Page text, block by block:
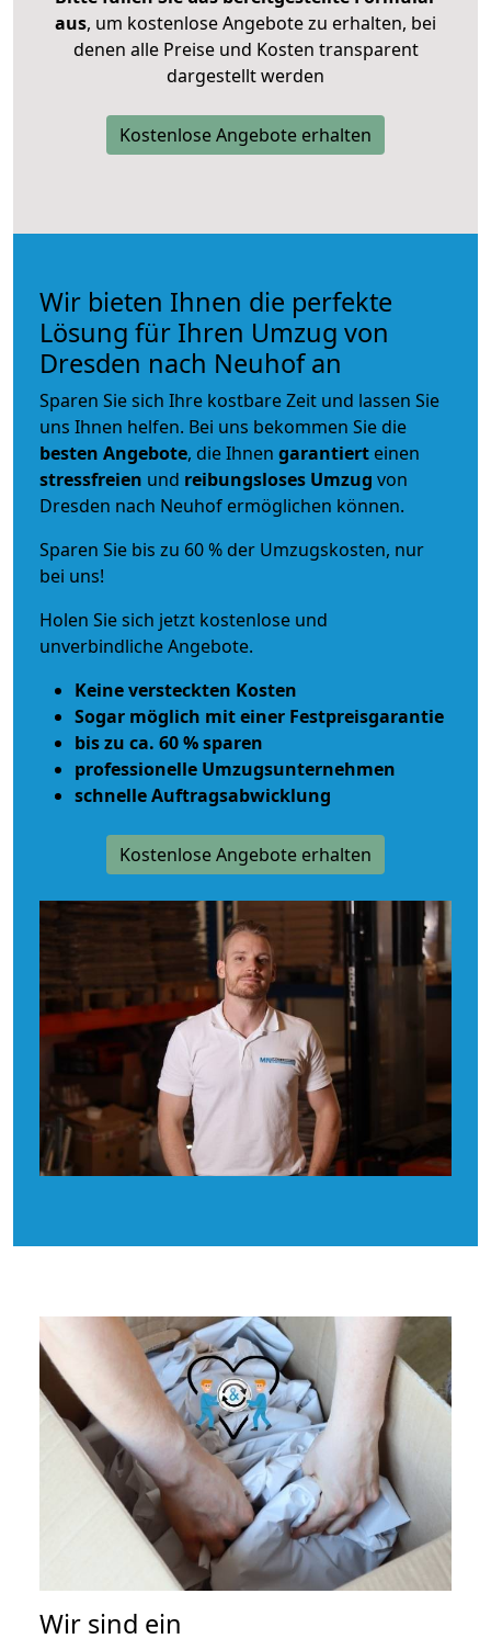
aus, um kostenlose Angebote zu erhalten, bei
denen alle Preise und Kosten transparent
dargestellt werden
Kostenlose Angebote erhalten
Wir bieten Ihnen die perfekte
Lösung für Ihren Umzug von
Dresden nach Neuhof an
Sparen Sie sich Ihre kostbare Zeit und lassen Sie
uns Ihnen helfen. Bei uns bekommen Sie die
besten Angebote, die Ihnen garantiert einen
stressfreien und reibungsloses Umzug von
Dresden nach Neuhof ermöglichen können.
Sparen Sie bis zu 60 % der Umzugskosten, nur
bei uns!
Holen Sie sich jetzt kostenlose und
unverbindliche Angebote.
Keine versteckten Kosten
Sogar möglich mit einer Festpreisgarantie
bis zu ca. 60 % sparen
professionelle Umzugsunternehmen
schnelle Auftragsabwicklung
Kostenlose Angebote erhalten
Wir sind ein